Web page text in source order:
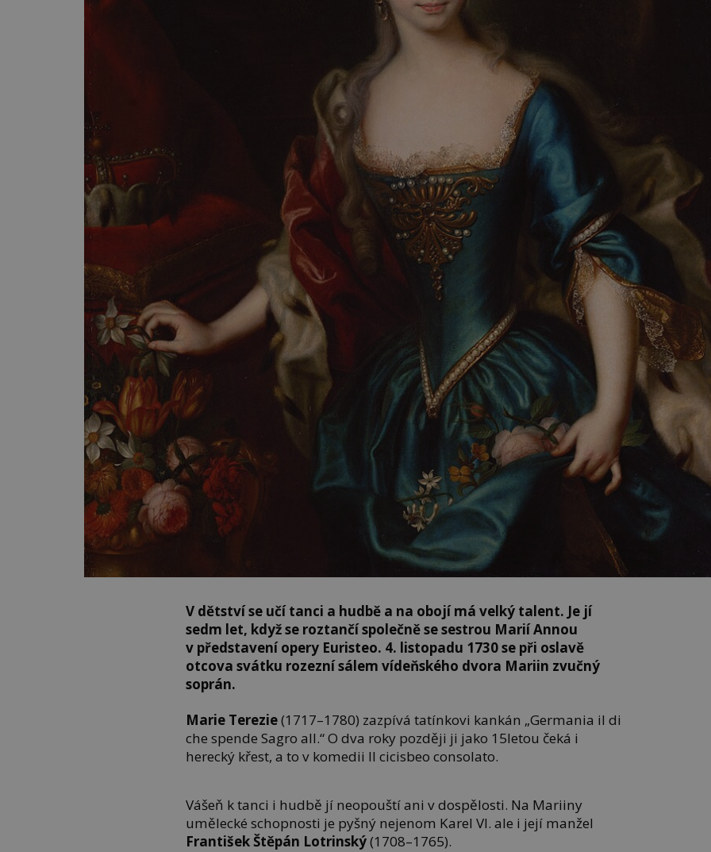
V dětství se učí tanci a hudbě a na obojí má velký talent. Je jí
sedm let, když se roztančí společně se sestrou Marií Annou
v představení opery Euristeo. 4. listopadu 1730 se při oslavě
otcova svátku rozezní sálem vídeňského dvora Mariin zvučný
soprán.
Marie Terezie(1717–1780) zazpívá tatínkovi kankán „Germania il di
che spende Sagro all.“ O dva roky později ji jako 15letou čeká i
herecký křest, a to v komedii Il cicisbeo consolato.
Vášeň k tanci i hudbě jí neopouští ani v dospělosti. Na Mariiny
umělecké schopnosti je pyšný nejenom Karel VI. ale i její manžel
František Štěpán Lotrinský(1708–1765).